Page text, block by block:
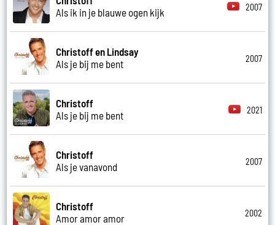
Als ik in je blauwe ogen kijk
2007
Christoff en Lindsay
Als je bij me bent
2007
Christoff
Als je bij me bent
2021
Christoff
Als je vanavond
2007
Christoff
Amor amor amor
2002